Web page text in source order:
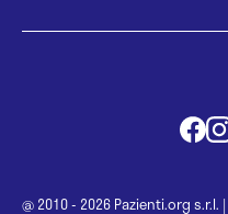
@ 2010 - 2026 Pazienti.org s.r.l. |